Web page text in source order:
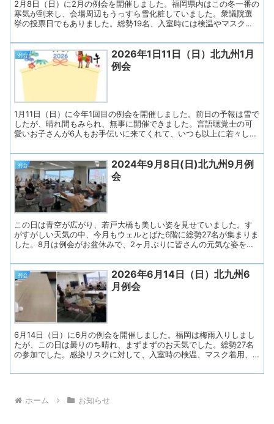
2月8日（日）に2月の例会を開催しました。福岡県内はこの冬一番の
寒気が到来し、会場周辺もうっすら雪化粧していました。衆議院選
挙の投票日でもありました。総勢19名、入室時には検温やマスク着
まめに行い、安心して過ごせるよう努めました。 写真は朝のJR戸
畑駅ホームです（若戸大橋がみえます） ◇プログラム１. 開会（会
長挨拶）２．あすの会諸連絡３. リラックス体操４. 近況とテーマト
ーク「私の節約方法」５. 連絡事項６. お便り印刷・お渡し ◇司会は
ー、失語意思疎通支援者、言語聴覚士」の順に手を挙げていただ
き、ゆっくり確認します。名札の色で分か...
例会
2026年1日11日（日）北九州1月
例会
1月11日（日）に今年1回目の例会を開催しました。前日の予報は雪で
したが、晴れ間もみられ、無事に開催できました。言語聴覚士の可
愛いお子さんが6人もお手伝いに来てくれて、いつも以上に若々し
には検温やマスク着用をお願いし、ドアを開放して換気を徹底しま
した。水分補給もこまめに行い、安心して過ごせるよう努めまし
た。 ◇プログラム１. 開会（会長挨拶）２．あすの会諸連絡３. リラ
ックス体操４. 近況とテーマトーク「今年の抱負」５. 連絡事項６．
きたきゅう体操７. お便り印刷・お渡し ◇司会はあすの会メンバー
が担当し、会長さんのあいさつで始まりました。 参加者の皆さん
に「失語症当事者、同行のご家族、会話パートナー、失語意思疎通
支援者、意思疎通支援研修生、言語聴覚...
例会
2024年9月8日(日)北九州9月例
会
この日は青空が広がり、若戸大橋も美しい姿を見せていました。す
がすがしい天気の中、今月もウェルとばた6階に総勢27名が集まりま
した。8月は例会がお盆休みで、2ヶ月ぶりに皆さんの元気な姿を見
用をお願いし、ドア開放で換気します。水分補給も随時行って頂き
ました。 ◇プログラム １. あすの会諸連絡 ２. リラックス体操 ３.
テーマトーク「この夏どう過ごしましたか？」 ４. きたきゅう体
操・歌の練習５. 連絡事項６. お便り印刷・お渡し 今月も失語意思疎
通支援者1名を派遣していただきました。 参加者の皆さんに「失語
症当事者、同行のご家族、会話パートナー、県の失語症支援者養成
研修を修了したボランティア、失語意思疎通支援者、意思疎通支援
研修生、言語聴覚士」の順に手...
例会
2026年6月14日（日）北九州6
月例会
6月14日（日）に6月の例会を開催しました。福岡は梅雨入りしまし
たが、この日は曇りのち晴れ、まずまずのお天気でした。総勢27名
の参加でした。感染リスクに対して、入室時の検温、マスク着用、
グラム１. 開会（会長挨拶）２．あすの会諸連絡３. リラックス体操
あいさつで始まりました。参加者は「失語症当事者、同行のご家
ホーム お知らせ